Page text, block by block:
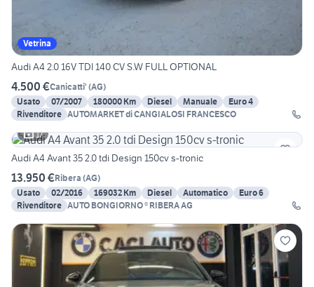
Vetrina
Audi A4 2.0 16V TDI 140 CV S.W FULL OPTIONAL
4.500 €Canicatti' (AG)
Usato
07/2007 180000 Km Diesel Manuale
Euro 4
Rivenditore AUTOMARKET di CANGIALOSI FRANCESCO
17
Audi A4 Avant 35 2.0 tdi Design 150cv s-tronic
13.950 €Ribera (AG)
Usato
02/2016 169032 Km Diesel Automatico
Euro 6
Rivenditore AUTO BONGIORNO ® RIBERA AG